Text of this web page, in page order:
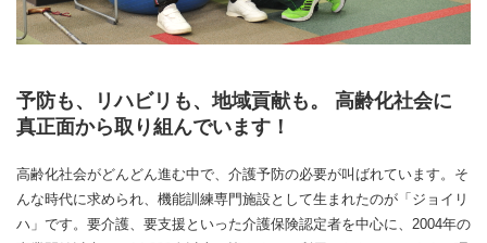
予防も、リハビリも、地域貢献も。 高齢化社会に
真正面から取り組んでいます！
高齢化社会がどんどん進む中で、介護予防の必要が叫ばれています。そ
んな時代に求められ、機能訓練専門施設として生まれたのが「ジョイリ
ハ」です。要介護、要支援といった介護保険認定者を中心に、2004年の